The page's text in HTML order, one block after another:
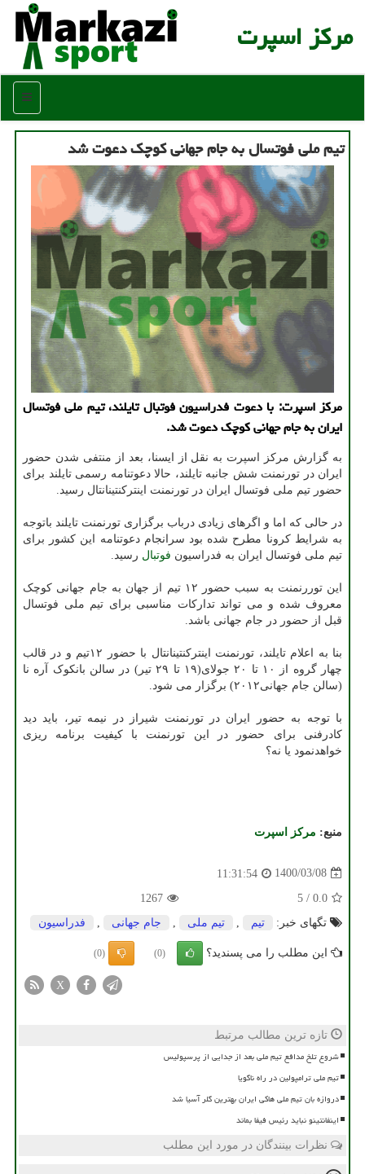
مركز اسپرت
منو
تیم ملی فوتسال به جام جهانی كوچك دعوت شد
مرکز اسپرت: با دعوت فدراسیون فوتبال تایلند، تیم ملی فوتسال
ایران به جام جهانی کوچک دعوت شد.
به گزارش مرکز اسپرت به نقل از ایسنا، بعد از منتفی شدن حضور
ایران در تورنمنت شش جانبه تایلند، حالا دعوتنامه رسمی تایلند برای
حضور تیم ملی فوتسال ایران در تورنمنت اینترکنتینانتال رسید.
در حالی که اما و اگرهای زیادی درباب برگزاری تورنمنت تایلند باتوجه
به شرایط کرونا مطرح شده بود سرانجام دعوتنامه این کشور برای
تیم ملی فوتسال ایران به فدراسیون فوتبال رسید.
این توررنمنت به سبب حضور ۱۲ تیم از جهان به جام جهانی کوچک
معروف شده و می تواند تدارکات مناسبی برای تیم ملی فوتسال
قبل از حضور در جام جهانی باشد.
بنا به اعلام تایلند، تورنمنت اینترکنتینانتال با حضور ۱۲تیم و در قالب
چهار گروه از ۱۰ تا ۲۰ جولای(۱۹ تا ۲۹ تیر) در سالن بانکوک آره نا
(سالن جام جهانی۲۰۱۲) برگزار می شود.
با توجه به حضور ایران در تورنمنت شیراز در نیمه تیر، باید دید
کادرفنی برای حضور در این تورنمنت با کیفیت برنامه ریزی
خواهدنمود یا نه؟
منبع: مركز اسپرت
1400/03/08
11:31:54
0.0
/
5
1267
تگهای خبر:
تیم تیم ملی جام جهانی فدراسیون
این مطلب را می پسندید؟ (0)
(0)
X
تازه ترین مطالب مرتبط
شروع تلخ مدافع تیم ملی بعد از جدایی از پرسپولیس
تیم ملی ترامپولین در راه ناگویا
دروازه بان تیم ملی هاکی ایران بهترین گلر آسیا شد
اینفانتینو نباید رئیس فیفا بماند
نظرات بینندگان در مورد این مطلب